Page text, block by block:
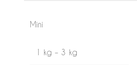
Mini
1 kg – 3 kg